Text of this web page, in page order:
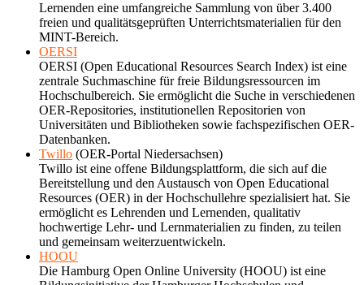
Lernenden eine umfangreiche Sammlung von über 3.400
freien und qualitätsgeprüften Unterrichtsmaterialien für den
MINT-Bereich.
OERSI
OERSI (Open Educational Resources Search Index) ist eine
zentrale Suchmaschine für freie Bildungsressourcen im
Hochschulbereich. Sie ermöglicht die Suche in verschiedenen
OER-Repositories, institutionellen Repositorien von
Universitäten und Bibliotheken sowie fachspezifischen OER-
Datenbanken.
Twillo (OER-Portal Niedersachsen)
Twillo ist eine offene Bildungsplattform, die sich auf die
Bereitstellung und den Austausch von Open Educational
Resources (OER) in der Hochschullehre spezialisiert hat. Sie
ermöglicht es Lehrenden und Lernenden, qualitativ
hochwertige Lehr- und Lernmaterialien zu finden, zu teilen
und gemeinsam weiterzuentwickeln.
HOOU
Die Hamburg Open Online University (HOOU) ist eine